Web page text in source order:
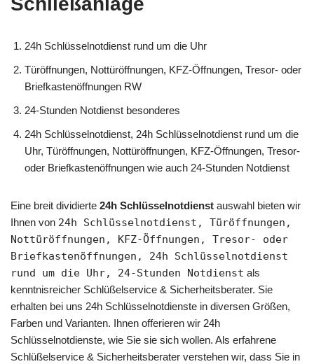
24h Schlüsselnotdienst rund um die Uhr
Türöffnungen, Nottüröffnungen, KFZ-Öffnungen, Tresor- oder
Briefkastenöffnungen RW
24-Stunden Notdienst besonderes
24h Schlüsselnotdienst, 24h Schlüsselnotdienst rund um die
Uhr, Türöffnungen, Nottüröffnungen, KFZ-Öffnungen, Tresor-
oder Briefkastenöffnungen wie auch 24-Stunden Notdienst
Eine breit dividierte 24h Schlüsselnotdienst auswahl bieten wir
Ihnen von 24h Schlüsselnotdienst, Türöffnungen,
Nottüröffnungen, KFZ-Öffnungen, Tresor- oder
Briefkastenöffnungen, 24h Schlüsselnotdienst
rund um die Uhr, 24-Stunden Notdienst als
kenntnisreicher Schlüßelservice & Sicherheitsberater. Sie
erhalten bei uns 24h Schlüsselnotdienste in diversen Größen,
Farben und Varianten. Ihnen offerieren wir 24h
Schlüsselnotdienste, wie Sie sie sich wollen. Als erfahrene
Schlüßelservice & Sicherheitsberater verstehen wir, dass Sie in